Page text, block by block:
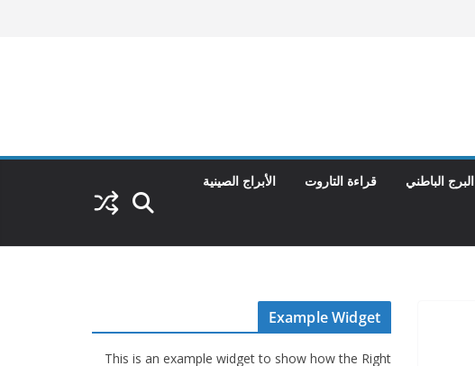
البرج الباطني قراءة التاروت الأبراج الصينية
Example Widget
This is an example widget to show how the Right